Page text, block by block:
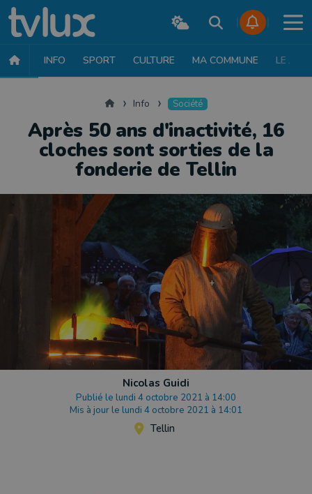
INFO SPORT CULTURE MA COMMUNE LE JT
AccueilInfo Société
Après 50 ans d'inactivité, 16
cloches sont sorties de la
fonderie de Tellin
Nicolas Guidi
Publié le lundi 4 octobre 2021 à 14:00
Mis à jour le lundi 4 octobre 2021 à 14:01
Tellin